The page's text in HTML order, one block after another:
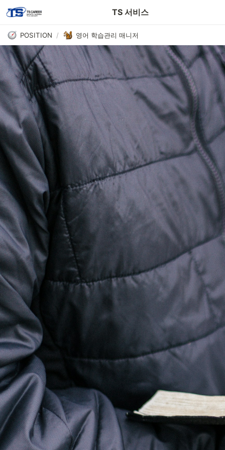
TS 서비스
POSITION / 영어 학습관리 매니저
헤드헌팅 사용 설명서